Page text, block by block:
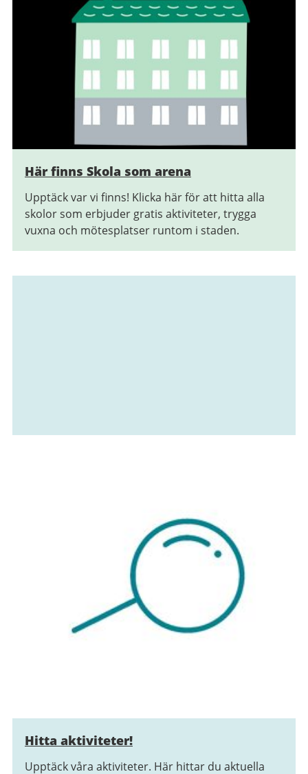
Här finns Skola som arena
Upptäck var vi finns! Klicka här för att hitta alla
skolor som erbjuder gratis aktiviteter, trygga
vuxna och mötesplatser runtom i staden.
Hitta aktiviteter!
Upptäck våra aktiviteter. Här hittar du aktuella